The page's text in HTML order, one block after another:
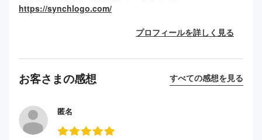
https://synchlogo.com/
プロフィールを詳しく見る
お客さまの感想 すべての感想を見る
匿名